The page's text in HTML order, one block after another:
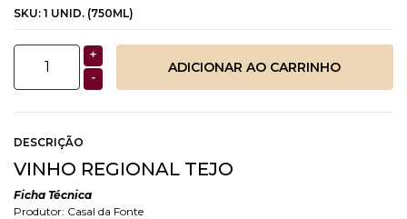
SKU: 1 UNID. (750ML)
+
-
DESCRIÇÃO
VINHO REGIONAL TEJO
Ficha Técnica
Produtor: Casal da Fonte